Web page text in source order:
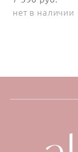
нет в наличии